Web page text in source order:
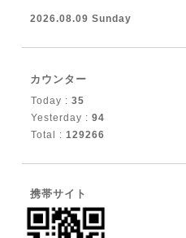
2026.08.09 Sunday
カウンター
Today : 35
Yesterday : 94
Total : 129266
携帯サイト